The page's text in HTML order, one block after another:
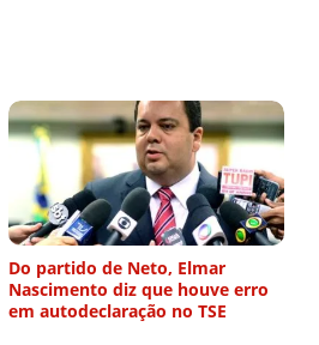
Do partido de Neto, Elmar
Nascimento diz que houve erro
em autodeclaração no TSE